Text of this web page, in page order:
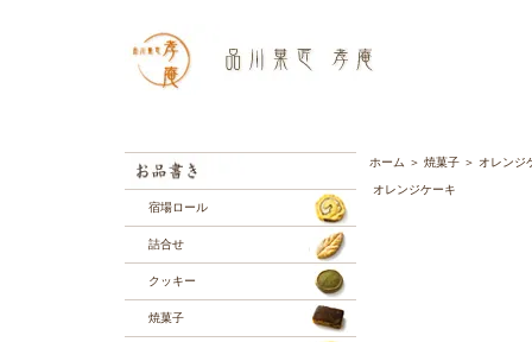
宿場ロール
詰合せ
クッキー
焼菓子
ホーム ＞ 焼菓子 ＞ オレンジ
オレンジケーキ